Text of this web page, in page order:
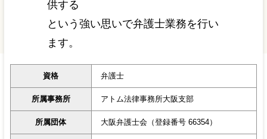
供する
という強い思いで弁護士業務を行い
ます。
資格 弁護士
所属事務所 アトム法律事務所大阪支部
所属団体 大阪弁護士会（登録番号 66354）